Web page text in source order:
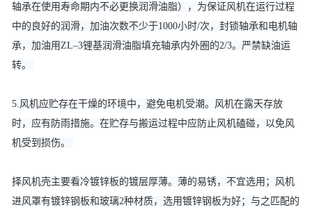
轴承在使用寿命期内不必更换润滑油脂），为保证风机在运行过程
中的良好的润滑，加油次数不少于1000小时/次，封锁轴承和电机轴
承，加油用ZL–3锂基润滑油脂填充轴承内外圈的2/3。严禁缺油运
转。
5.风机应贮存在干燥的环境中，避免电机受潮。风机在露天存放
时，应有防雨措施。在贮存与搬运过程中应防止风机磕碰，以免风
机受到损伤。
择风机壳主要看冷镀锌板的镀层厚薄。薄的易锈，不宜选用；风机
进风罩有镀锌钢板和玻璃2种材质，选用镀锌钢板为好；与之匹配的